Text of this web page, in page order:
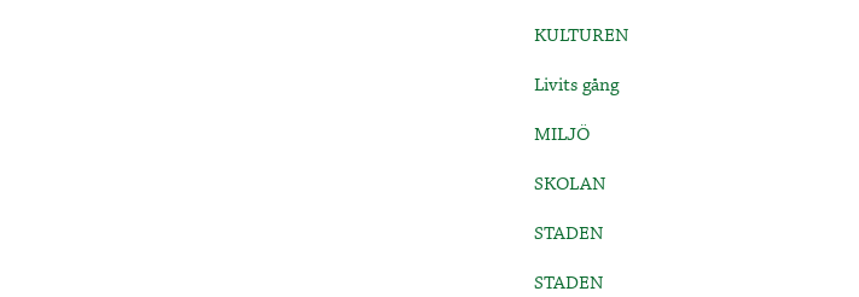
KULTUREN
Livits gång
MILJÖ
SKOLAN
STADEN
STADEN